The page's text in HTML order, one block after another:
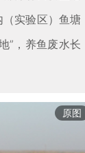
实验区）鱼塘
”，养鱼废水长
原图